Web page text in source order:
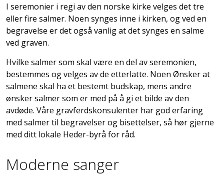
I seremonier i regi av den norske kirke velges det tre
eller fire salmer. Noen synges inne i kirken, og ved en
begravelse er det også vanlig at det synges en salme
ved graven.
Hvilke salmer som skal være en del av seremonien,
bestemmes og velges av de etterlatte. Noen Ønsker at
salmene skal ha et bestemt budskap, mens andre
ønsker salmer som er med på å gi et bilde av den
avdøde. Våre gravferdskonsulenter har god erfaring
med salmer til begravelser og bisettelser, så hør gjerne
med ditt lokale Heder-byrå for råd.
Moderne sanger